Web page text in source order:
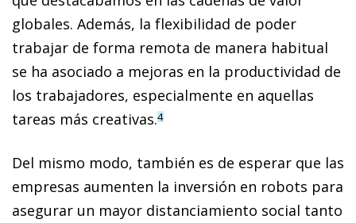
globales. Además, la flexibilidad de poder
trabajar de forma remota de manera habitual
se ha asociado a mejoras en la productividad de
los trabajadores, especialmente en aquellas
tareas más creativas.4
Del mismo modo, también es de esperar que las
empresas aumenten la inversión en robots para
asegurar un mayor distanciamiento social tanto